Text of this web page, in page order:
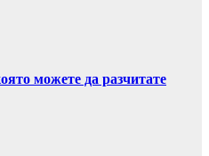
можете да разчитате